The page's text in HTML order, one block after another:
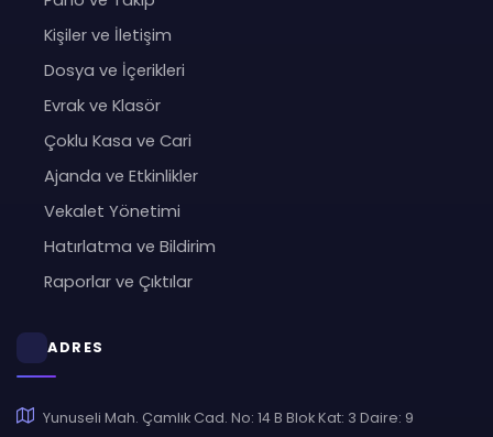
Kişiler ve İletişim
Dosya ve İçerikleri
Evrak ve Klasör
Çoklu Kasa ve Cari
Ajanda ve Etkinlikler
Vekalet Yönetimi
Hatırlatma ve Bildirim
Raporlar ve Çıktılar
ADRES
Yunuseli Mah. Çamlık Cad. No: 14 B Blok Kat: 3 Daire: 9